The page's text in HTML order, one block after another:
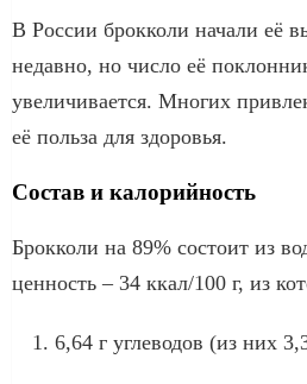
В России брокколи начали её
недавно, но число её
увеличивается. Многих
её польза для здоровья.
Состав и калорийность
Брокколи на 89% состоит из
ценность – 34 ккал/100 г, из
6,64 г углеводов (из них